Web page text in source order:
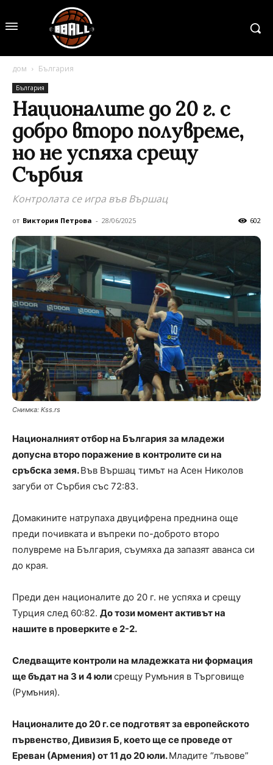
дом България
България
Националите до 20 г. с
добро второ полувреме,
но не успяха срещу
Сърбия
Контролата се игра във Вършац
от Виктория Петрова - 28/06/2025 602
Снимка: Kss.rs
Националният отбор на България за младежи
допусна второ поражение в контролите си на
сръбска земя.Във Вършац тимът на Асен Николов
загуби от Сърбия със 72:83.
Домакините натрупаха двуцифрена преднина още
преди почивката и въпреки по-доброто второ
полувреме на България, съумяха да запазят аванса си
до края.
Преди ден националите до 20 г. не успяха и срещу
Турция след 60:82. До този момент активът на
нашите в проверките е 2-2.
Следващите контроли на младежката ни формация
ще бъдат на 3 и 4 юлисрещу Румъния в Търговище
(Румъния).
Националите до 20 г. се подготвят за европейското
първенство, Дивизия Б, което ще се проведе от
Ереван (Армения) от 11 до 20 юли.Младите “лъвове”